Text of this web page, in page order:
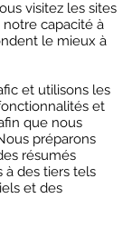
visitez les sites
notre capacité à
le mieux à
et utilisons les
et
que nous
préparons
résumés
à des tiers tels
et des